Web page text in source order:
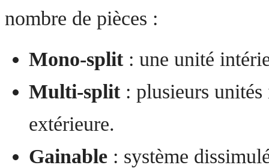
nombre de pièces :
Mono-split: une unité
Multi-split: plusieurs unités
extérieure.
Gainable : système